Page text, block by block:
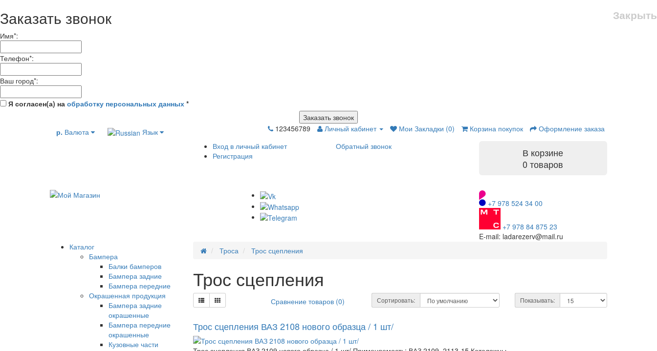
Закрыть
Заказать звонок
Имя*:
Телефон*:
Ваш город*:
Я согласен(а) на обработку персональных данных *
Заказать звонок
р. Валюта Язык 123456789 Личный кабинет Мои Закладки (0) Корзина покупок
Оформление заказа
Вход в личный кабинет
Регистрация
Обратный звонок
В корзине
0 товаров
+7 978 524 34 00
+7 978 84 875 23
E-mail: ladarezerv@mail.ru
Каталог
Бампера
Балки бамперов
Бампера задние
Бампера передние
Окрашенная продукция
Бампера задние
окрашенные
Бампера передние
окрашенные
Кузовные части
Троса Трос сцепления
Трос сцепления
Сравнение товаров (0) Сортировать: Показывать:
Трос сцепления ВАЗ 2108 нового образца / 1 шт/